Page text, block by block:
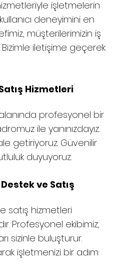
işletmelerin
deneyimini en
müşterilerimizin iş
iletişime geçerek
Hizmetleri
profesyonel bir
ile yanınızdayız.
getiriyoruz. Güvenilir
duyuyoruz.
ve Satış
satış hizmetleri
Profesyonel ekibimiz,
sizinle buluşturur.
işletmenizi bir adım